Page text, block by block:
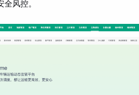
全风控。